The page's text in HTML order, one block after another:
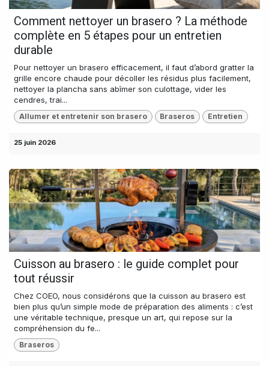
Comment nettoyer un brasero ? La méthode
complète en 5 étapes pour un entretien
durable
Pour nettoyer un brasero efficacement, il faut d’abord gratter la
grille encore chaude pour décoller les résidus plus facilement,
nettoyer la plancha sans abîmer son culottage, vider les
cendres, trai...
Allumer et entretenir son brasero Braseros Entretien
25 juin 2026
Cuisson au brasero : le guide complet pour
tout réussir
Chez COEO, nous considérons que la cuisson au brasero est
bien plus qu’un simple mode de préparation des aliments : c’est
une véritable technique, presque un art, qui repose sur la
compréhension du fe...
Braseros